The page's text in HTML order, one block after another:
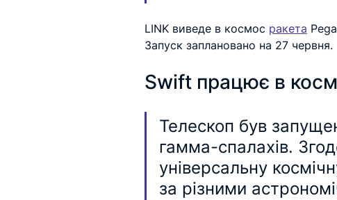
LINK виведе в космос ракета
Запуск заплановано на 27 червня.
Swift працює в
Телескоп був
гамма-спалахів.
універсальну
за різними